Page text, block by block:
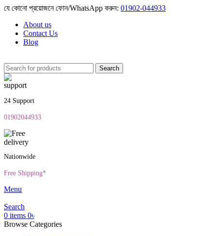
যে কোনো প্রয়োজনে ফোন/WhatsApp করুন: 01902-044933
About us
Contact Us
Blog
Search
24 Support
01902044933
Nationwide
Free Shipping*
Menu
Search
0 items 0৳
Browse Categories